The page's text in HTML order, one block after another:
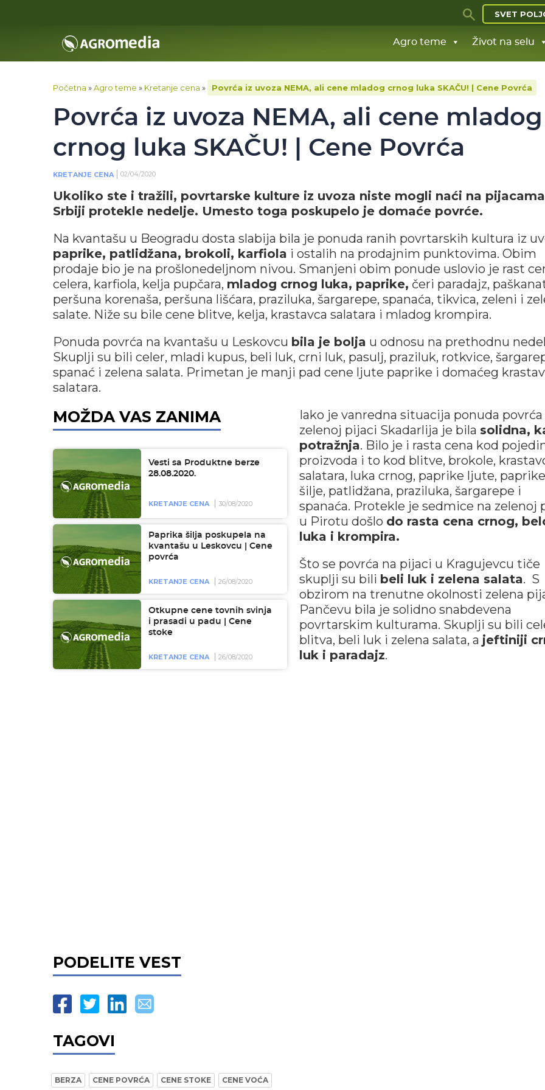
SVET
Agro teme Život na selu
Početna »Agro teme » Kretanje cena » Povrća iz uvoza NEMA, ali cene mladog crnog luka SKAČU! | Cene Povrća
Povrća iz uvoza NEMA, ali cene mladog
crnog luka SKAČU! | Cene Povrća
KRETANJE CENA 02/04/2020
Ukoliko ste i tražili, povrtarske kulture iz uvoza niste mogli naći na
Srbiji protekle nedelje. Umesto toga poskupelo je domaće povrće.
Na kvantašu u Beogradu dosta slabija bila je ponuda ranih povrtarskih kultura iz
paprike, patlidžana, brokoli, karfiola i ostalih na prodajnim punktovima. Obim
prodaje bio je na prošlonedeljnom nivou. Smanjeni obim ponude uslovio je rast
celera, karfiola, kelja pupčara, mladog crnog luka, paprike, čeri paradajz,
peršuna korenaša, peršuna lišćara, praziluka, šargarepe, spanaća, tikvica, zeleni i
salate. Niže su bile cene blitve, kelja, krastavca salatara i mladog krompira.
Ponuda povrća na kvantašu u Leskovcu bila je bolja u odnosu na prethodnu
Skuplji su bili celer, mladi kupus, beli luk, crni luk, pasulj, praziluk, rotkvice,
spanać i zelena salata. Primetan je manji pad cene ljute paprike i domaćeg
salatara.
MOŽDA VAS ZANIMA
Vesti sa Produktne berze
28.08.2020.
KRETANJE CENA 30/08/2020
Paprika šilja poskupela na
kvantašu u Leskovcu | Cene
povrća
KRETANJE CENA 26/08/2020
Otkupne cene tovnih svinja
i prasadi u padu | Cene
stoke
KRETANJE CENA 26/08/2020
Iako je vanredna situacija ponuda povrća
zelenoj pijaci Skadarlija je bila solidna,
potražnja. Bilo je i rasta cena kod
proizvoda i to kod blitve, brokole,
salatara, luka crnog, paprike ljute, paprike
šilje, patlidžana, praziluka, šargarepe i
spanaća. Protekle je sedmice na zelenoj
u Pirotu došlo do rasta cena crnog,
luka i krompira.
Što se povrća na pijaci u Kragujevcu tiče
skuplji su bili beli luk i zelena salata. S
obzirom na trenutne okolnosti zelena
Pančevu bila je solidno snabdevena
povrtarskim kulturama. Skuplji su bili
blitva, beli luk i zelena salata, a jeftiniji
luk i paradajz.
PODELITE VEST
TAGOVI
BERZA CENE POVRĆA CENE STOKE CENE VOĆA